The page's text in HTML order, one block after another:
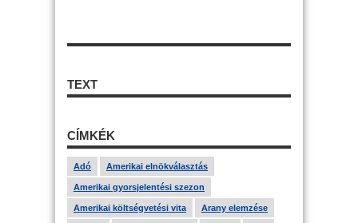
TEXT
CÍMKÉK
Adó Amerikai elnökválasztás
Amerikai gyorsjelentési szezon
Amerikai költségvetési vita Arany elemzése